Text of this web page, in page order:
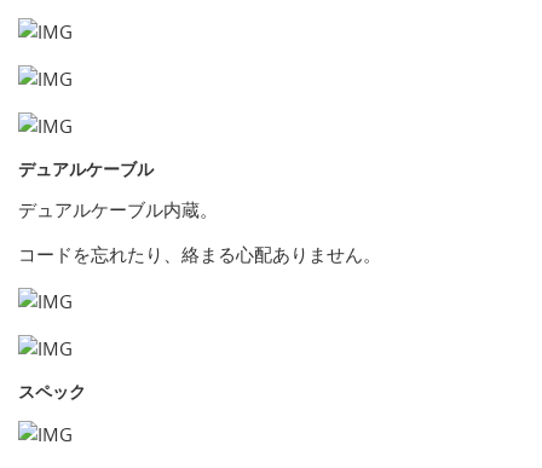
デュアルケーブル
デュアルケーブル内蔵。
コードを忘れたり、絡まる心配ありません。
スペック